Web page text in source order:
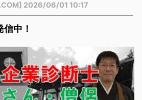
.COM] 2026/06/01 10:17
中！